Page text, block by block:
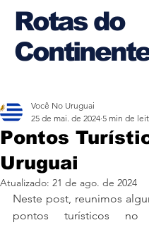
Rotas do
Pontos
Uruguai
Você No Uruguai
25 de mai. de 2024 5 min de
Atualizado: 21 de ago. de 2024
Neste post, reunimos
pontos turísticos no